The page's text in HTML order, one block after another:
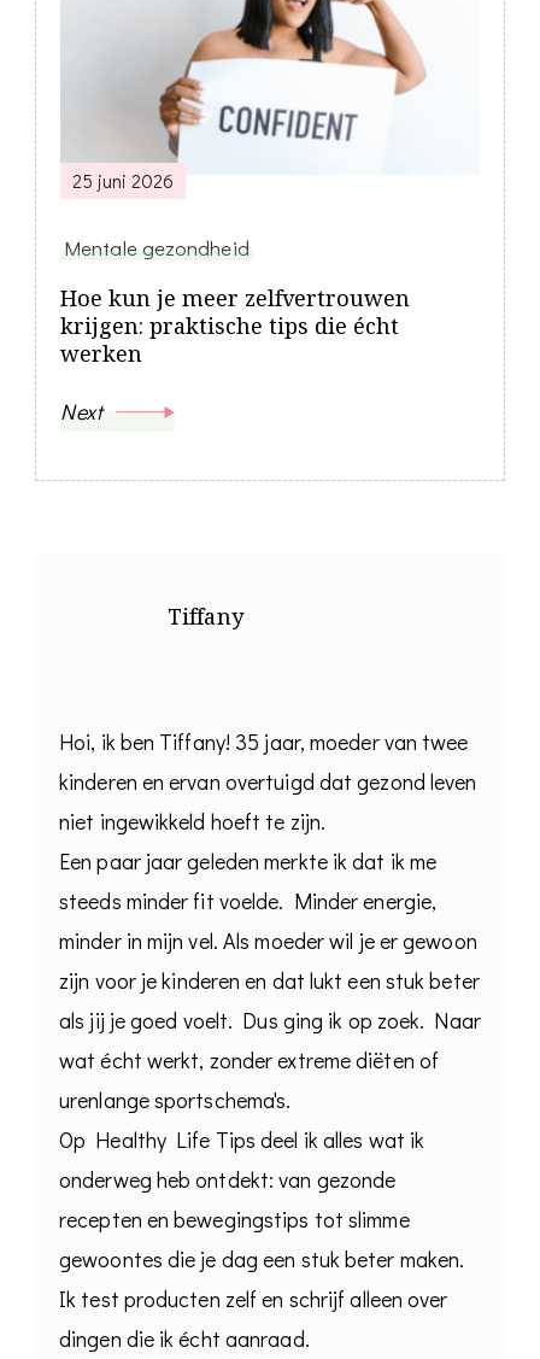
25 juni 2026
Mentale gezondheid
Hoe kun je meer zelfvertrouwen
krijgen: praktische tips die écht
werken
Next
Tiffany
Hoi, ik ben Tiffany! 35 jaar, moeder van twee
kinderen en ervan overtuigd dat gezond leven
niet ingewikkeld hoeft te zijn.
Een paar jaar geleden merkte ik dat ik me
steeds minder fit voelde. Minder energie,
minder in mijn vel. Als moeder wil je er gewoon
zijn voor je kinderen en dat lukt een stuk beter
als jij je goed voelt. Dus ging ik op zoek. Naar
wat écht werkt, zonder extreme diëten of
urenlange sportschema's.
Op Healthy Life Tips deel ik alles wat ik
onderweg heb ontdekt: van gezonde
recepten en bewegingstips tot slimme
gewoontes die je dag een stuk beter maken.
Ik test producten zelf en schrijf alleen over
dingen die ik écht aanraad.